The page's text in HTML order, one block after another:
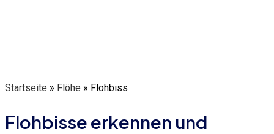
Startseite » Flöhe » Flohbiss
Flohbisse erkennen und